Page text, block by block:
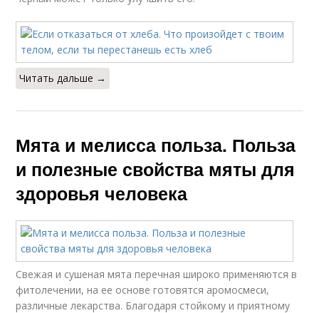
Читать дальше →
Мята и мелисса польза. Польза
и полезные свойства мяты для
здоровья человека
Свежая и сушеная мята перечная широко применяются в
фитолечении, на ее основе готовятся аромосмеси,
различные лекарства. Благодаря стойкому и приятному